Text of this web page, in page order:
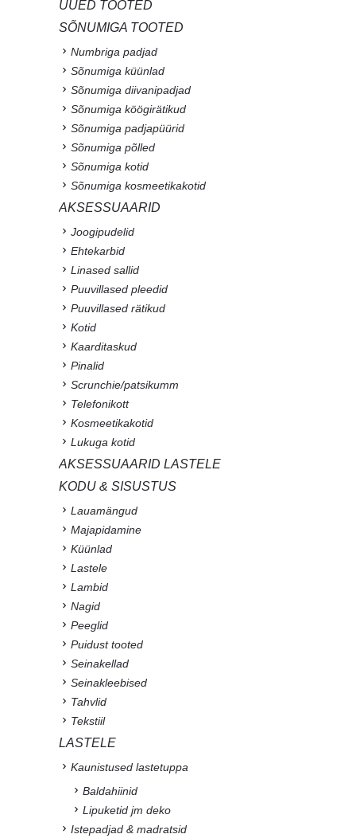
UUED TOOTED
SÕNUMIGA TOOTED
Numbriga padjad
Sõnumiga küünlad
Sõnumiga diivanipadjad
Sõnumiga köögirätikud
Sõnumiga padjapüürid
Sõnumiga põlled
Sõnumiga kotid
Sõnumiga kosmeetikakotid
AKSESSUAARID
Joogipudelid
Ehtekarbid
Linased sallid
Puuvillased pleedid
Puuvillased rätikud
Kotid
Kaarditaskud
Pinalid
Scrunchie/patsikumm
Telefonikott
Kosmeetikakotid
Lukuga kotid
AKSESSUAARID LASTELE
KODU & SISUSTUS
Lauamängud
Majapidamine
Küünlad
Lastele
Lambid
Nagid
Peeglid
Puidust tooted
Seinakellad
Seinakleebised
Tahvlid
Tekstiil
LASTELE
Kaunistused lastetuppa
Baldahiinid
Lipuketid jm deko
Istepadjad & madratsid